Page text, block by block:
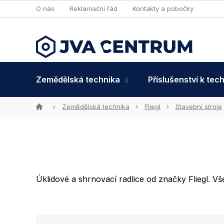
na
O nás Reklamační řád Kontakty a pobočky
Zemědělská technika
Příslušenství k
DomůZemědělská technika Fliegl Stavební stroje
Úklidové a shrnovací radlice od značky Fliegl.